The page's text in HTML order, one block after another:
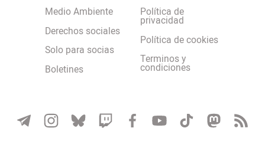
Medio Ambiente
Derechos sociales
Solo para socias
Boletines
Política de
privacidad
Política de cookies
Terminos y
condiciones